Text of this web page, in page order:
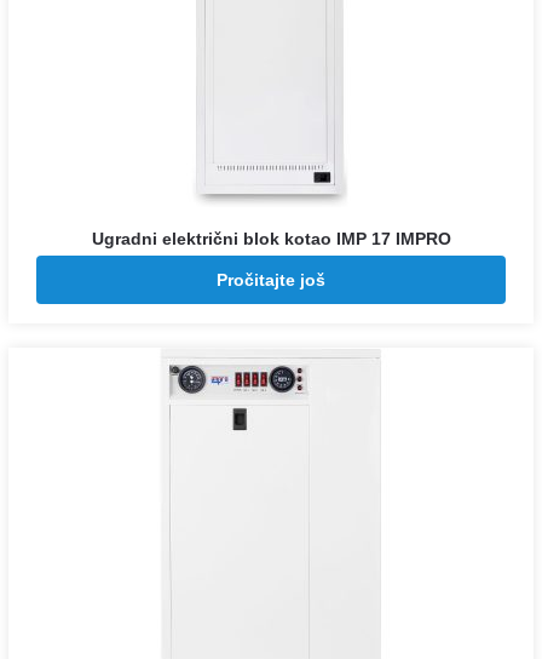
Ugradni električni blok kotao IMP 17 IMPRO
Pozovite za cenu
Pročitajte još